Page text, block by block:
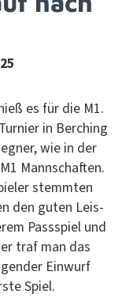
es für die M1.
in Berch­ing
wie in der
Mannschaften.
stemmten
den guten Leis­
Passspiel und
traf man das
Ein­wurf
Spiel.